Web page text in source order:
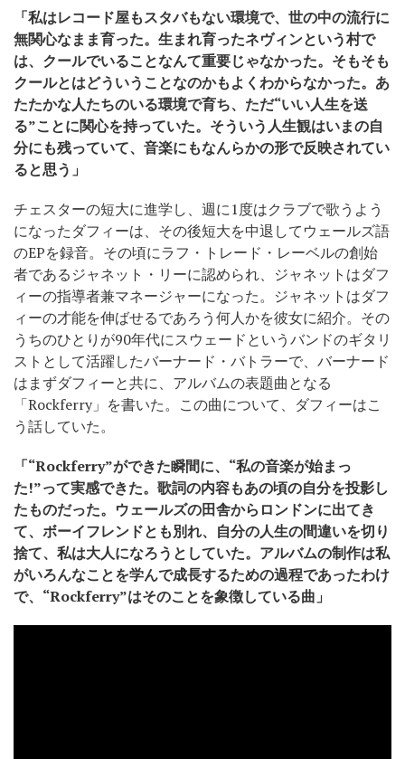
「私はレコード屋もスタバもない環境で、世の中の流行に
無関心なまま育った。生まれ育ったネヴィンという村で
は、クールでいることなんて重要じゃなかった。そもそも
クールとはどういうことなのかもよくわからなかった。あ
たたかな人たちのいる環境で育ち、ただ“いい人生を送
る”ことに関心を持っていた。そういう人生観はいまの自
分にも残っていて、音楽にもなんらかの形で反映されてい
ると思う」
チェスターの短大に進学し、週に1度はクラブで歌うよう
になったダフィーは、その後短大を中退してウェールズ語
のEPを録音。その頃にラフ・トレード・レーベルの創始
者であるジャネット・リーに認められ、ジャネットはダフ
ィーの指導者兼マネージャーになった。ジャネットはダフ
ィーの才能を伸ばせるであろう何人かを彼女に紹介。その
うちのひとりが90年代にスウェードというバンドのギタリ
ストとして活躍したバーナード・バトラーで、バーナード
はまずダフィーと共に、アルバムの表題曲となる
「Rockferry」を書いた。この曲について、ダフィーはこ
う話していた。
「“Rockferry”ができた瞬間に、“私の音楽が始まっ
た!”って実感できた。歌詞の内容もあの頃の自分を投影し
たものだった。ウェールズの田舎からロンドンに出てき
て、ボーイフレンドとも別れ、自分の人生の間違いを切り
捨て、私は大人になろうとしていた。アルバムの制作は私
がいろんなことを学んで成長するための過程であったわけ
で、“Rockferry”はそのことを象徴している曲」